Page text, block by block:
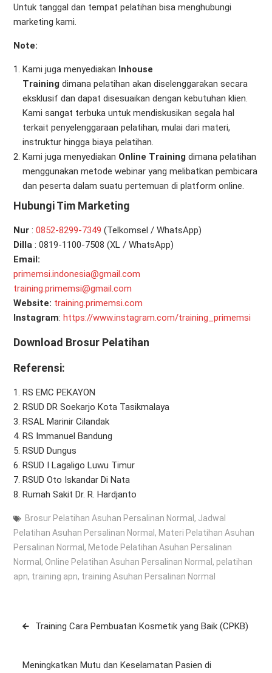
Untuk tanggal dan tempat pelatihan bisa menghubungi
marketing kami.
Note:
Kami juga menyediakan Inhouse
Training dimana pelatihan akan diselenggarakan secara
eksklusif dan dapat disesuaikan dengan kebutuhan klien.
Kami sangat terbuka untuk mendiskusikan segala hal
terkait penyelenggaraan pelatihan, mulai dari materi,
instruktur hingga biaya pelatihan.
Kami juga menyediakan Online Training dimana pelatihan
menggunakan metode webinar yang melibatkan pembicara
dan peserta dalam suatu pertemuan di platform online.
Hubungi Tim Marketing
Nur: 0852-8299-7349 (Telkomsel / WhatsApp)
Dilla: 0819-1100-7508 (XL / WhatsApp)
Email:
primemsi.indonesia@gmail.com
training.primemsi@gmail.com
Website: training.primemsi.com
Instagram: https://www.instagram.com/training_primemsi
Download Brosur Pelatihan
Referensi:
RS EMC PEKAYON
RSUD DR Soekarjo Kota Tasikmalaya
RSAL Marinir Cilandak
RS Immanuel Bandung
RSUD Dungus
RSUD I Lagaligo Luwu Timur
RSUD Oto Iskandar Di Nata
Rumah Sakit Dr. R. Hardjanto
Brosur Pelatihan Asuhan Persalinan Normal , Jadwal
Pelatihan Asuhan Persalinan Normal , Materi Pelatihan Asuhan
Persalinan Normal , Metode Pelatihan Asuhan Persalinan
Normal , Online Pelatihan Asuhan Persalinan Normal , pelatihan
apn, training apn, training Asuhan Persalinan Normal
PostTraining Cara Pembuatan Kosmetik yang Baik (CPKB)
Meningkatkan Mutu dan Keselamatan Pasien di